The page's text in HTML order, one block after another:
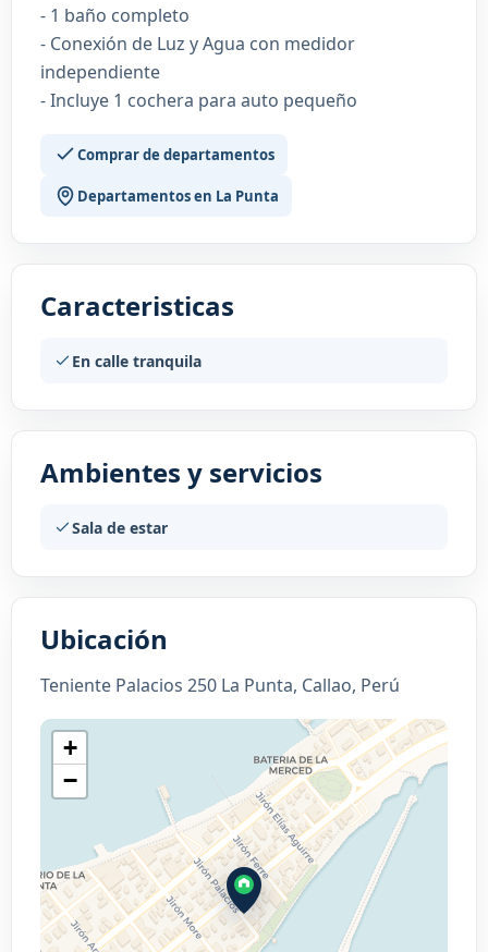
- 1 baño completo
- Conexión de Luz y Agua con medidor
independiente
- Incluye 1 cochera para auto pequeño
Comprar de departamentos
Departamentos en La Punta
Caracteristicas
En calle tranquila
Ambientes y servicios
Sala de estar
Ubicación
Teniente Palacios 250 La Punta, Callao, Perú
+
−